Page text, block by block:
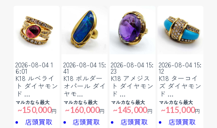
2026-08-04 1
6:01
K18 ルベライ
ト ダイヤモン
ド …
マルカなら最大
~150,000円
店頭買取
2026-08-04 15:
41
K18 ボルダー
オパール ダイ
ヤモ…
マルカなら最大
~160,000円
店頭買取
2026-08-04 15:
23
K18 アメジス
ト ダイヤモン
ド …
マルカなら最大
~145,000円
店頭買取
2026-08-04 15:
12
K18 ターコイ
ズ ダイヤモン
ド …
マルカなら最大
~115,000円
店頭買取